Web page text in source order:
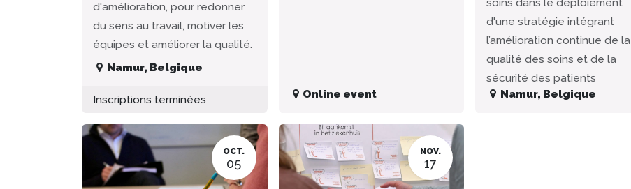
d'amélioration, pour redonner
du sens au travail, motiver les
équipes et améliorer la qualité.
Namur, Belgique
Inscriptions terminées Online event
soins dans le déploiement
d'une stratégie intégrant
l’amélioration continue de la
qualité des soins et de la
sécurité des patients
Namur, Belgique
OCT.
05
NOV.
17